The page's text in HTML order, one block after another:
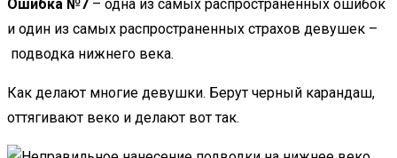
Ошибка №7 – одна из самых распространенных ошибок
и один из самых распространенных страхов девушек –
подводка нижнего века.
Как делают многие девушки. Берут черный карандаш,
оттягивают веко и делают вот так.